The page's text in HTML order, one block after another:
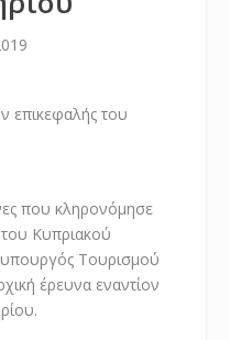
που κληρονόμησε
Κυπριακού
Τουρισμού
έρευνα εναντίον